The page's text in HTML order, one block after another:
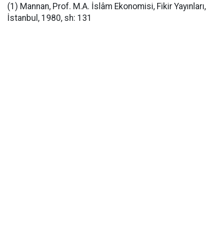
(1) Mannan, Prof. M.A. İslâm Ekonomisi, Fikir Yayınları,
İstanbul, 1980, sh: 131